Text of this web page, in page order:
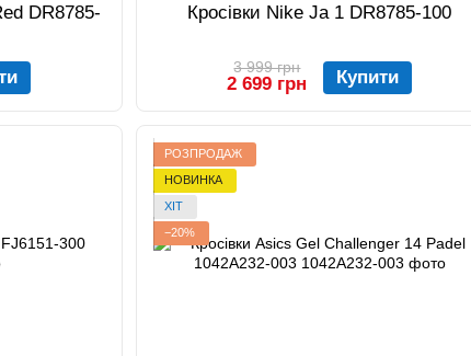
DR8785-
Кросівки Nike Ja 1 DR8785-100
3 999 грн
2 699 грн Купити
РОЗПРОДАЖ
НОВИНКА
ХІТ
−20%